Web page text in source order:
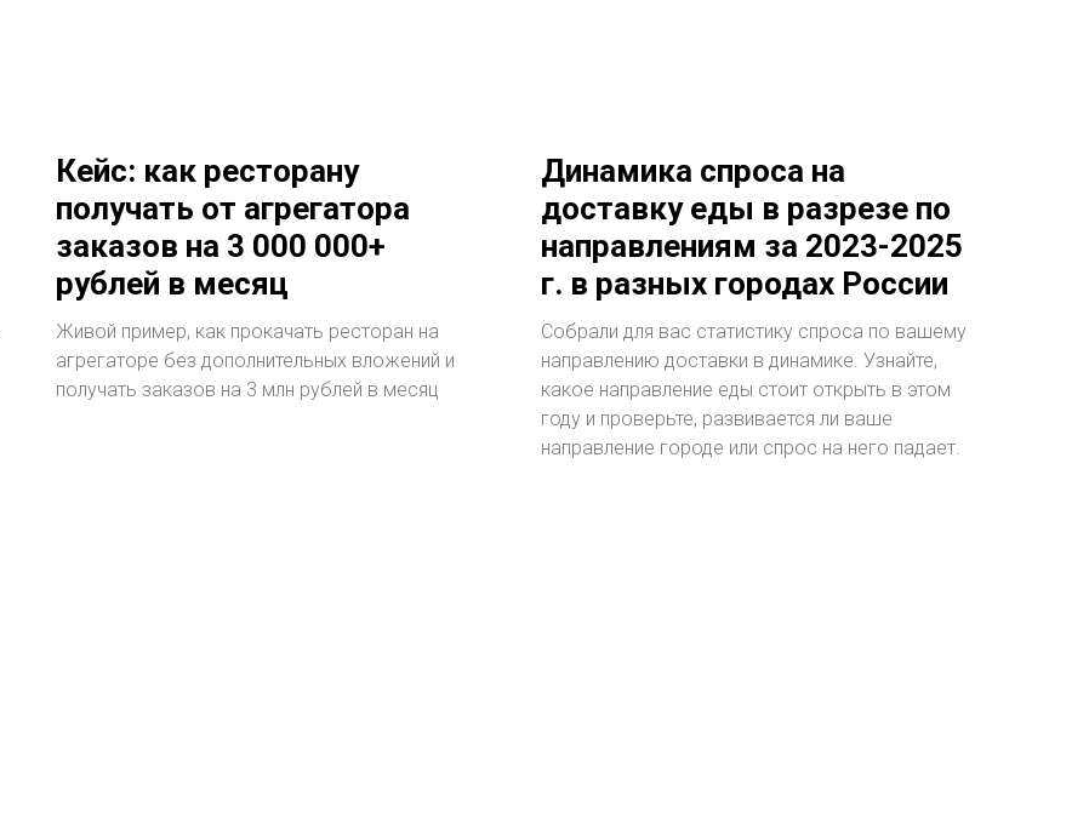
Кейс: как ресторану
получать от агрегатора
заказов на 3 000 000+
рублей в месяц
Живой пример, как прокачать ресторан на
агрегаторе без дополнительных вложений и
получать заказов на 3 млн рублей в месяц
Динамика спроса на
доставку еды в разрезе по
направлениям за 2023-2025
г. в разных городах России
Собрали для вас статистику спроса по вашему
направлению доставки в динамике. Узнайте,
какое направление еды стоит открыть в этом
году и проверьте, развивается ли ваше
направление городе или спрос на него падает.